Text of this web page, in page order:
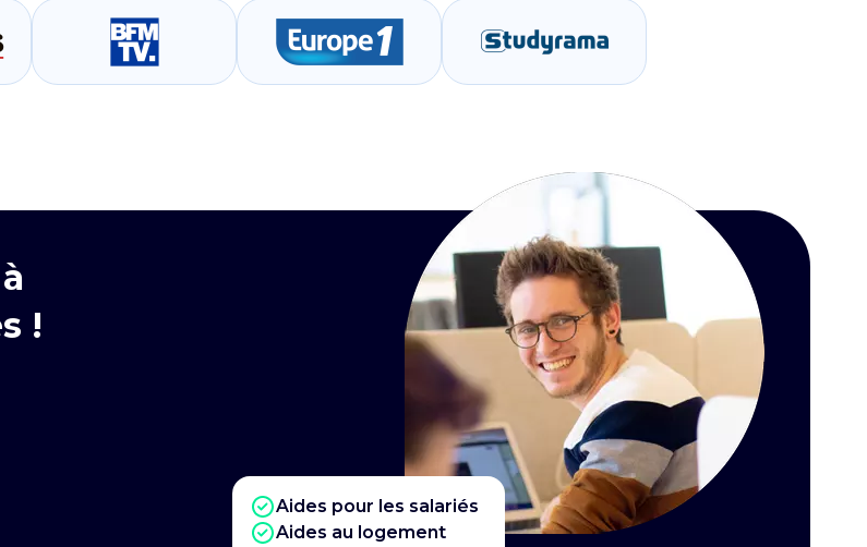
!
Aides pour les salariés
Aides au logement